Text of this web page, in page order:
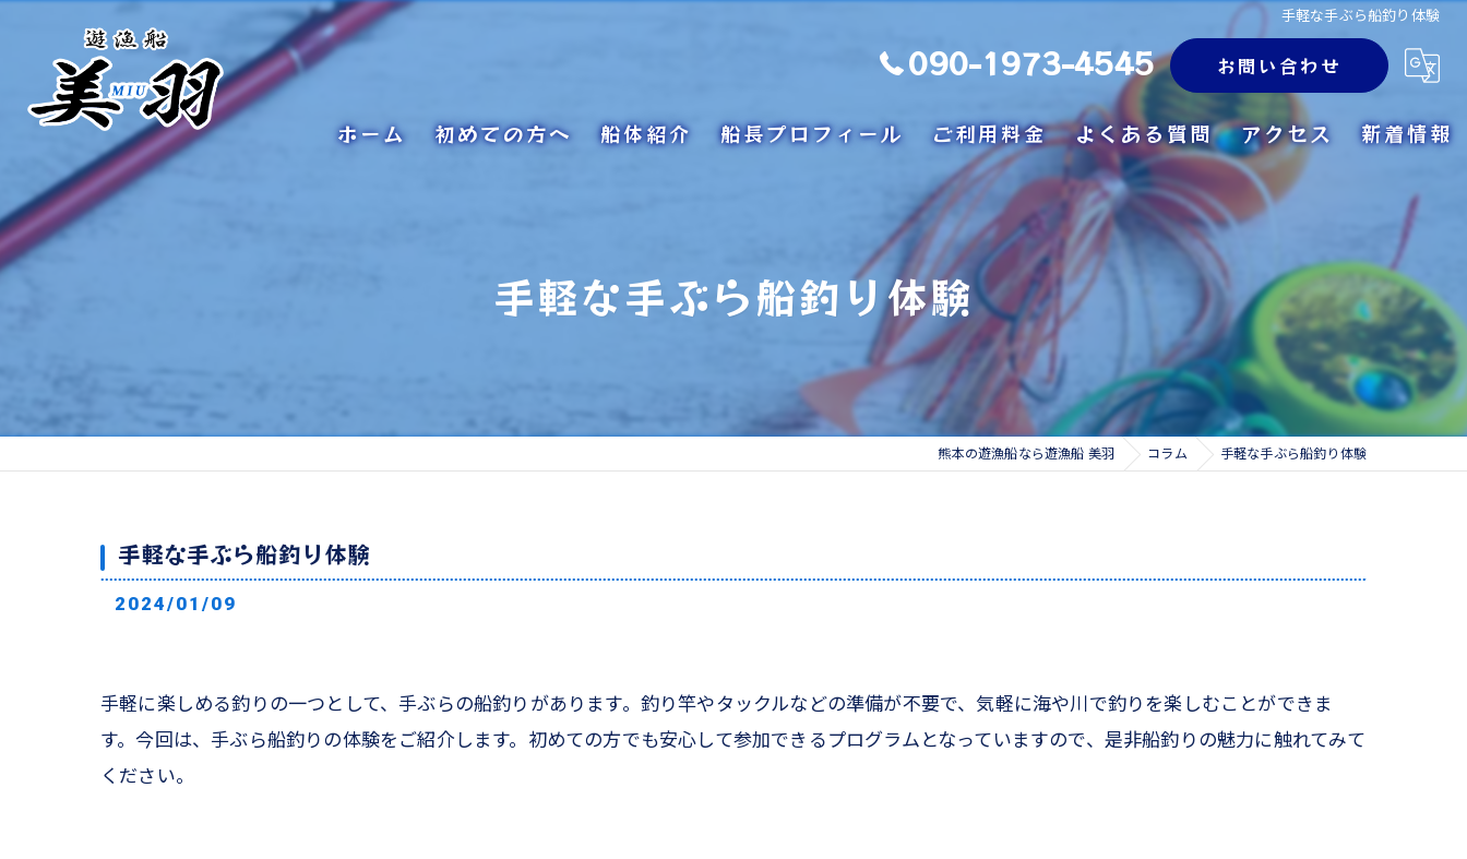
手軽な手ぶら船釣り体験
090-1973-4545 お問い合わせ
ホーム 初めての方へ 船体紹介 船長プロフィール ご利用料金 よくある質問 アクセス 新着情報
手軽な手ぶら船釣り体験
熊本の遊漁船なら遊漁船 美羽 コラム 手軽な手ぶら船釣り体験
手軽な手ぶら船釣り体験
2024/01/09
手軽に楽しめる釣りの一つとして、手ぶらの船釣りがあります。釣り竿やタックルなどの準備が不要で、気軽に海や川で釣りを楽しむことができま
す。今回は、手ぶら船釣りの体験をご紹介します。初めての方でも安心して参加できるプログラムとなっていますので、是非船釣りの魅力に触れてみて
ください。